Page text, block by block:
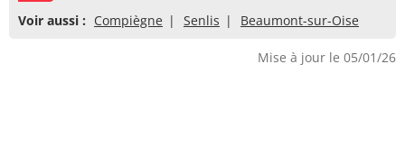
Voir aussi : Compiègne Senlis Beaumont-sur-Oise
Mise à jour le 05/01/26